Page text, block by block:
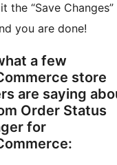
the “Save
you are done!
a few
store
are saying
Order Status
for